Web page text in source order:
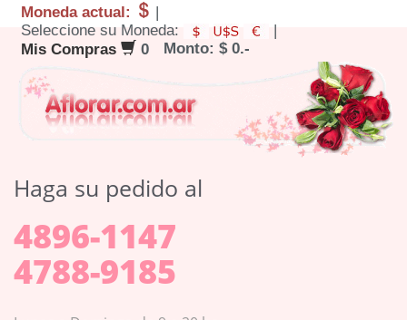
Moneda actual:
|
Seleccione su Moneda:
|
Mis Compras
0 Monto: $ 0.-
Haga su pedido al
4896-1147
4788-9185